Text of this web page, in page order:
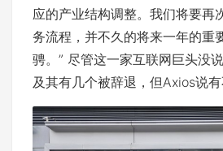
应的产业结构调整。我们将要再
务流程，并不久的将来一年的重
骋。” 尽管这一家互联网巨头没
及其有几个被辞退，但Axios说有